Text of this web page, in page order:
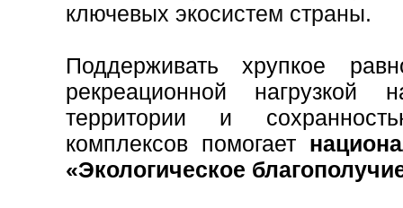
ключевых экосистем страны.
Поддерживать хрупкое
рекреационной нагрузкой
территории и
комплексов помогает
«Экологическое